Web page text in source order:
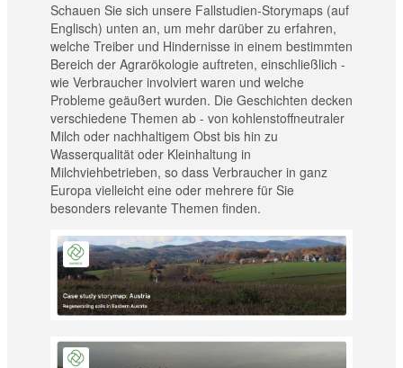
Schauen Sie sich unsere Fallstudien-Storymaps (auf
Englisch) unten an, um mehr darüber zu erfahren,
welche Treiber und Hindernisse in einem bestimmten
Bereich der Agrarökologie auftreten, einschließlich -
wie Verbraucher involviert waren und welche
Probleme geäußert wurden. Die Geschichten decken
verschiedene Themen ab - von kohlenstoffneutraler
Milch oder nachhaltigem Obst bis hin zu
Wasserqualität oder Kleinhaltung in
Milchviehbetrieben, so dass Verbraucher in ganz
Europa vielleicht eine oder mehrere für Sie
besonders relevante Themen finden.